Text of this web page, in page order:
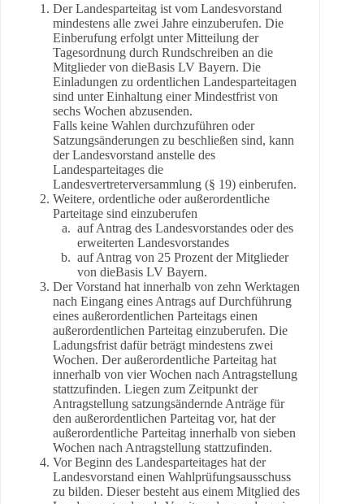
Der Landesparteitag ist vom Landesvorstand
mindestens alle zwei Jahre einzuberufen. Die
Einberufung erfolgt unter Mitteilung der
Tagesordnung durch Rundschreiben an die
Mitglieder von dieBasis LV Bayern. Die
Einladungen zu ordentlichen Landesparteitagen
sind unter Einhaltung einer Mindestfrist von
sechs Wochen abzusenden.
Falls keine Wahlen durchzuführen oder
Satzungsänderungen zu beschließen sind, kann
der Landesvorstand anstelle des
Landesparteitages die
Landesvertreterversammlung (§ 19) einberufen.
Weitere, ordentliche oder außerordentliche
Parteitage sind einzuberufen
auf Antrag des Landesvorstandes oder des
erweiterten Landesvorstandes
auf Antrag von 25 Prozent der Mitglieder
von dieBasis LV Bayern.
Der Vorstand hat innerhalb von zehn Werktagen
nach Eingang eines Antrags auf Durchführung
eines außerordentlichen Parteitags einen
außerordentlichen Parteitag einzuberufen. Die
Ladungsfrist dafür beträgt mindestens zwei
Wochen. Der außerordentliche Parteitag hat
innerhalb von vier Wochen nach Antragstellung
stattzufinden. Liegen zum Zeitpunkt der
Antragstellung satzungsändernde Anträge für
den außerordentlichen Parteitag vor, hat der
außerordentliche Parteitag innerhalb von sieben
Wochen nach Antragstellung stattzufinden.
Vor Beginn des Landesparteitages hat der
Landesvorstand einen Wahlprüfungsausschuss
zu bilden. Dieser besteht aus einem Mitglied des